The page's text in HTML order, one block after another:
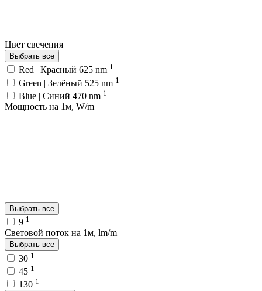
Цвет свечения
Выбрать все
Red | Красный 625 nm 1
Green | Зелёный 525 nm 1
Blue | Синий 470 nm 1
Мощность на 1м, W/m
Выбрать все
9 1
Световой поток на 1м, lm/m
Выбрать все
30 1
45 1
130 1